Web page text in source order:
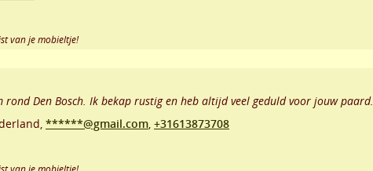
van je mobieltje!
Den Bosch. Ik bekap rustig en heb altijd veel geduld voor jouw paard.
******@gmail.com, +31613873708